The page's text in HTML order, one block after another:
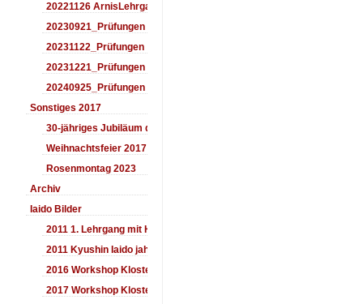
20221126 ArnisLehrgang
20230921_Prüfungen
20231122_Prüfungen
20231221_Prüfungen
20240925_Prüfungen
Sonstiges 2017
30-jähriges Jubiläum des Aiki-Dojo's 2017
Weihnachtsfeier 2017
Rosenmontag 2023
Archiv
Iaido Bilder
2011 1. Lehrgang mit Headmaster Ralf Gumpfer
2011 Kyushin Iaido jahrestreffen
2016 Workshop Kloster Duderstadt
2017 Workshop Kloster Duderstadt